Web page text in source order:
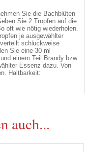
Sie die Bachblüten
Sie 2 Tropfen auf die
oft wie nötig wiederholen.
je ausgewählter
schluckweise
Sie eine 30 ml
einem Teil Brandy bzw.
Essenz dazu. Von
Haltbarkeit:
auch...